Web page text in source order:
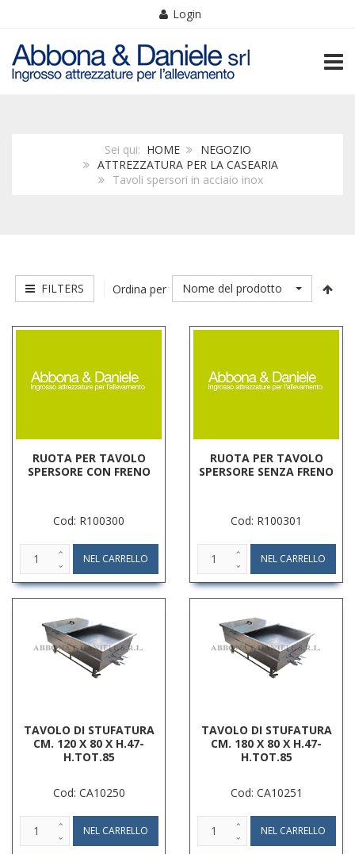
Login
Sei qui: HOME
NEGOZIO
ATTREZZATURA PER LA CASEARIA
Tavoli spersori in acciaio inox
FILTERS Ordina per Nome del prodotto
RUOTA PER TAVOLO
SPERSORE CON FRENO
Cod: R100300
RUOTA PER TAVOLO
SPERSORE SENZA FRENO
Cod: R100301
TAVOLO DI STUFATURA
CM. 120 X 80 X H.47-
H.TOT.85
Cod: CA10250
TAVOLO DI STUFATURA
CM. 180 X 80 X H.47-
H.TOT.85
Cod: CA10251